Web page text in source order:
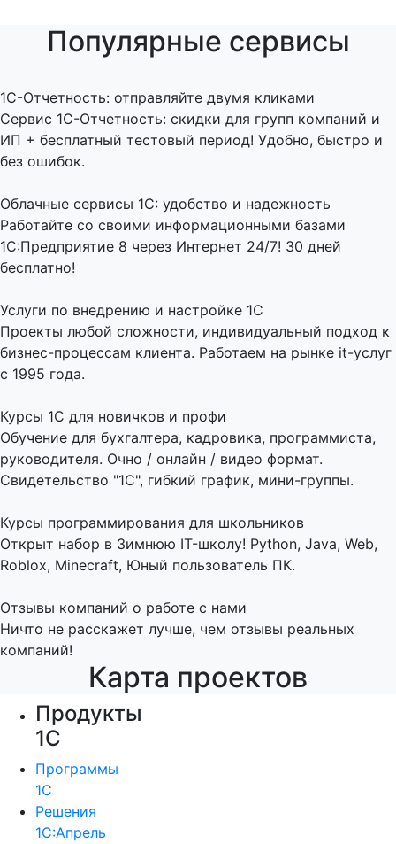
Популярные сервисы
1C-Отчетность: отправляйте двумя кликами
Сервис 1С-Отчетность: скидки для групп компаний и
ИП + бесплатный тестовый период! Удобно, быстро и
без ошибок.
Облачные сервисы 1С: удобство и надежность
Работайте со своими информационными базами
1С:Предприятие 8 через Интернет 24/7! 30 дней
бесплатно!
Услуги по внедрению и настройке 1С
Проекты любой сложности, индивидуальный подход к
бизнес-процессам клиента. Работаем на рынке it-услуг
с 1995 года.
Курсы 1С для новичков и профи
Обучение для бухгалтера, кадровика, программиста,
руководителя. Очно / онлайн / видео формат.
Свидетельство "1С", гибкий график, мини-группы.
Курсы программирования для школьников
Открыт набор в Зимнюю IT-школу! Python, Java, Web,
Roblox, Minecraft, Юный пользователь ПК.
Отзывы компаний о работе с нами
Ничто не расскажет лучше, чем отзывы реальных
компаний!
Карта проектов
Продукты
1С
Программы
1С
Решения
1С:Апрель